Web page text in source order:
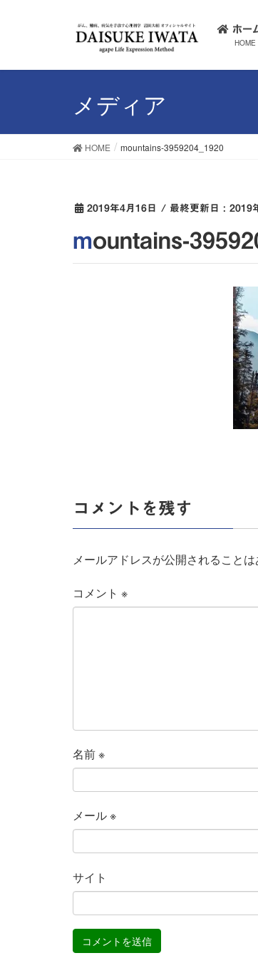
ホー
HOME
メディア
HOME mountains-3959204_1920
2019年4月16日 / 最終更新日 : 2019
mountains-
コメントを残す
メールアドレスが公開されることは
コメント ※
名前※
メール※
サイト